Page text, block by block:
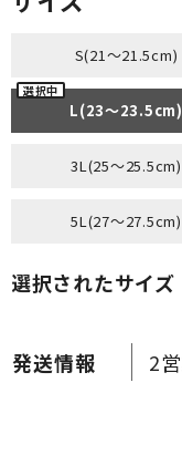
2
S(21～21.5cm)
L(23～23.5cm)
3L(25～25.5cm)
5L(27～27.5cm)
選択されたサイ